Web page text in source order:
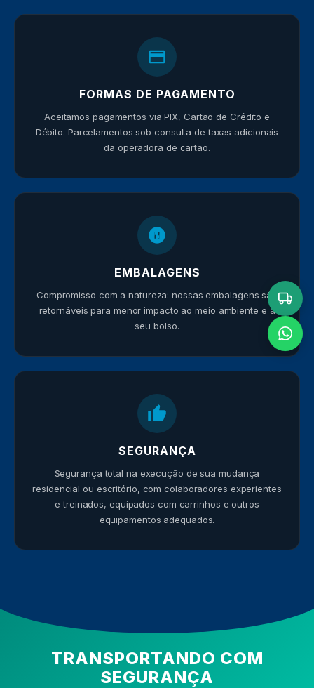
FORMAS DE PAGAMENTO
Aceitamos pagamentos via PIX, Cartão de Crédito e
Débito. Parcelamentos sob consulta de taxas adicionais
da operadora de cartão.
EMBALAGENS
Compromisso com a natureza: nossas embalagens são
retornáveis para menor impacto ao meio ambiente e a
seu bolso.
SEGURANÇA
Segurança total na execução de sua mudança
residencial ou escritório, com colaboradores experientes
e treinados, equipados com carrinhos e outros
equipamentos adequados.
TRANSPORTANDO COM
SEGURANÇA